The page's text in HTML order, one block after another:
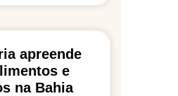
apreende
e
na Bahia